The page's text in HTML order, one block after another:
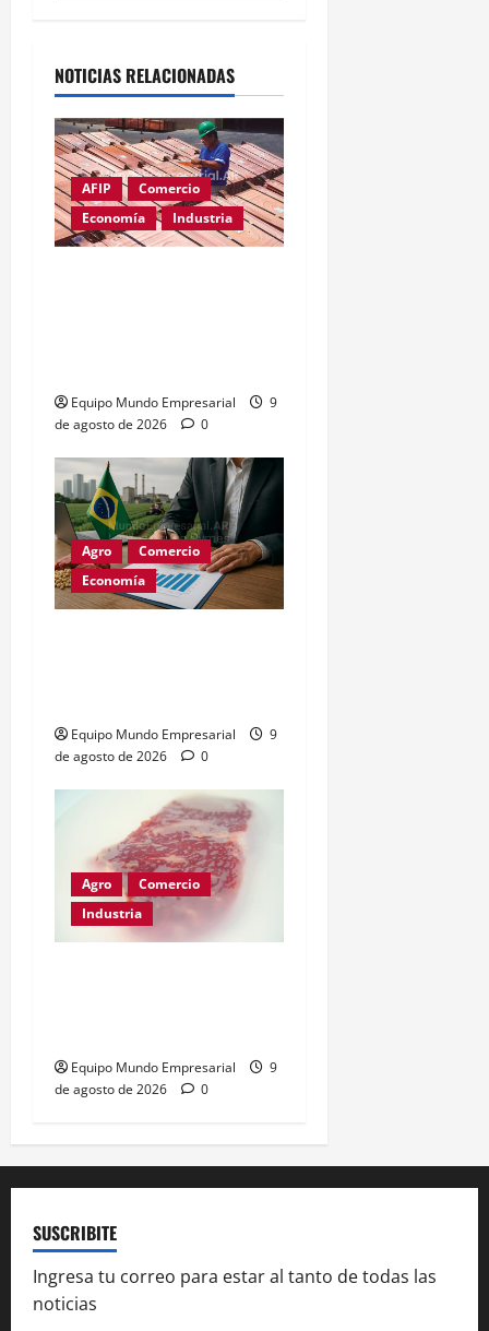
NOTICIAS RELACIONADAS
AFIP
Comercio
Economía
Industria
Equipo Mundo Empresarial
9
de agosto de 2026
0
Agro
Comercio
Economía
Equipo Mundo Empresarial
9
de agosto de 2026
0
Agro
Comercio
Industria
Equipo Mundo Empresarial
9
de agosto de 2026
0
SUSCRIBITE
Ingresa tu correo para estar al tanto de todas las
noticias